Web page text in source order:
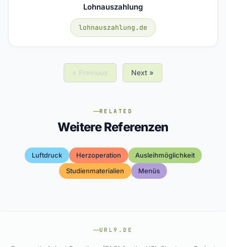
Lohnauszahlung
lohnauszahlung.de
« Previous Next »
RELATED
Weitere Referenzen
Luftdruck Herzoperation
Ausleihmöglichkeit
Studienmaterialien
Menüs
URL9.DE